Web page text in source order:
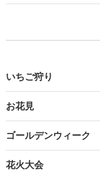
いちご狩り
お花見
ゴールデンウィーク
花火大会